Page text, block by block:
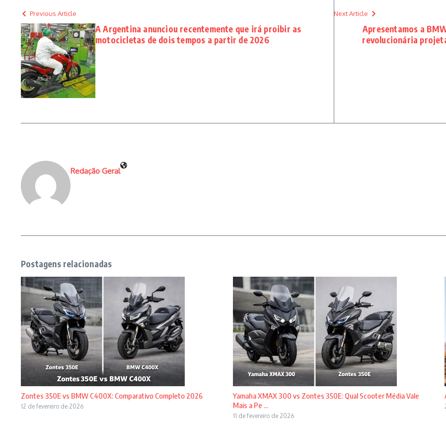
Previous Article
A Argentina anunciou recentemente que irá proibir as
motocicletas de dois tempos a partir de 2026
Next Article
Apresentamos a
revolucionária
Redação Geral
Postagens relacionadas
Zontes 350E vs BMW C400X: Comparativo Completo 2026
12 de fevereiro de 2026
Yamaha XMAX 300 vs Zontes 350E: Qual Scooter Média Vale
Mais a Pe ...
11 de fevereiro de 2026